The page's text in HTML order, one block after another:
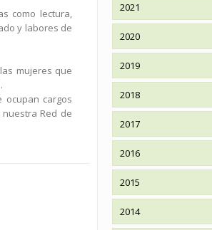
como lectura,
y labores de
mujeres que
ocupan cargos
Red de
2021
2020
2019
2018
2017
2016
2015
2014